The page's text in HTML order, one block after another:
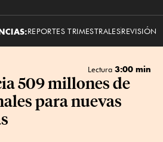
REPORTES TRIMESTRALESREVISIÓN
Lectura 3:00 min
509 millones de
para nuevas